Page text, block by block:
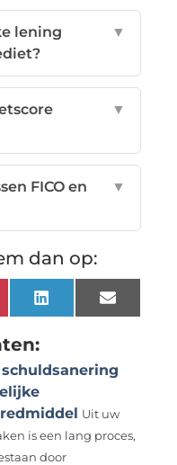
lening
▼
▼
FICO en
▼
dan op:
LinkedInEmail
Uit uw
is een lang proces,
door